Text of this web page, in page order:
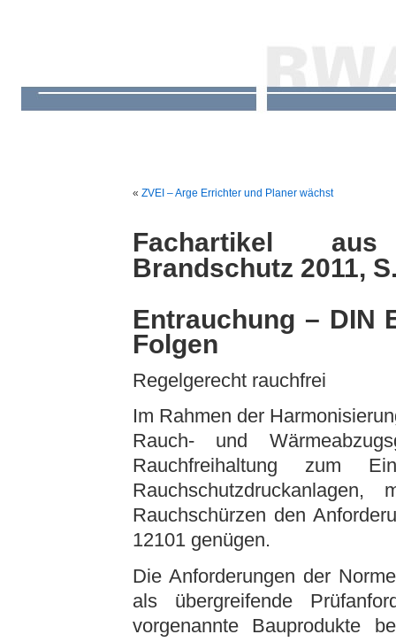
« ZVEI – Arge Errichter und Planer wächst
Fachartikel aus
Brandschutz 2011,
Entrauchung – DIN
Folgen
Regelgerecht rauchfrei
Im Rahmen der
Rauch- und
Rauchfreihaltung zum
Rauchschutzdruckanlagen,
Rauchschürzen den
12101 genügen.
Die Anforderungen der
als übergreifende
vorgenannte Bauprodukte